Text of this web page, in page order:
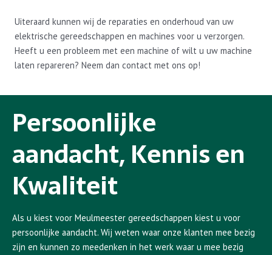
Uiteraard kunnen wij de reparaties en onderhoud van uw
elektrische gereedschappen en machines voor u verzorgen.
Heeft u een probleem met een machine of wilt u uw machine
laten repareren? Neem dan contact met ons op!
Persoonlijke
aandacht, Kennis en
Kwaliteit
Als u kiest voor Meulmeester gereedschappen kiest u voor
persoonlijke aandacht. Wij weten waar onze klanten mee bezig
zijn en kunnen zo meedenken in het werk waar u mee bezig